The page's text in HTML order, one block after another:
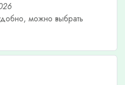
можно выбрать